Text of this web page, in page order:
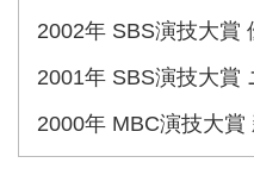
2002年 SBS演技大賞
2001年 SBS演技大賞
2000年 MBC演技大賞